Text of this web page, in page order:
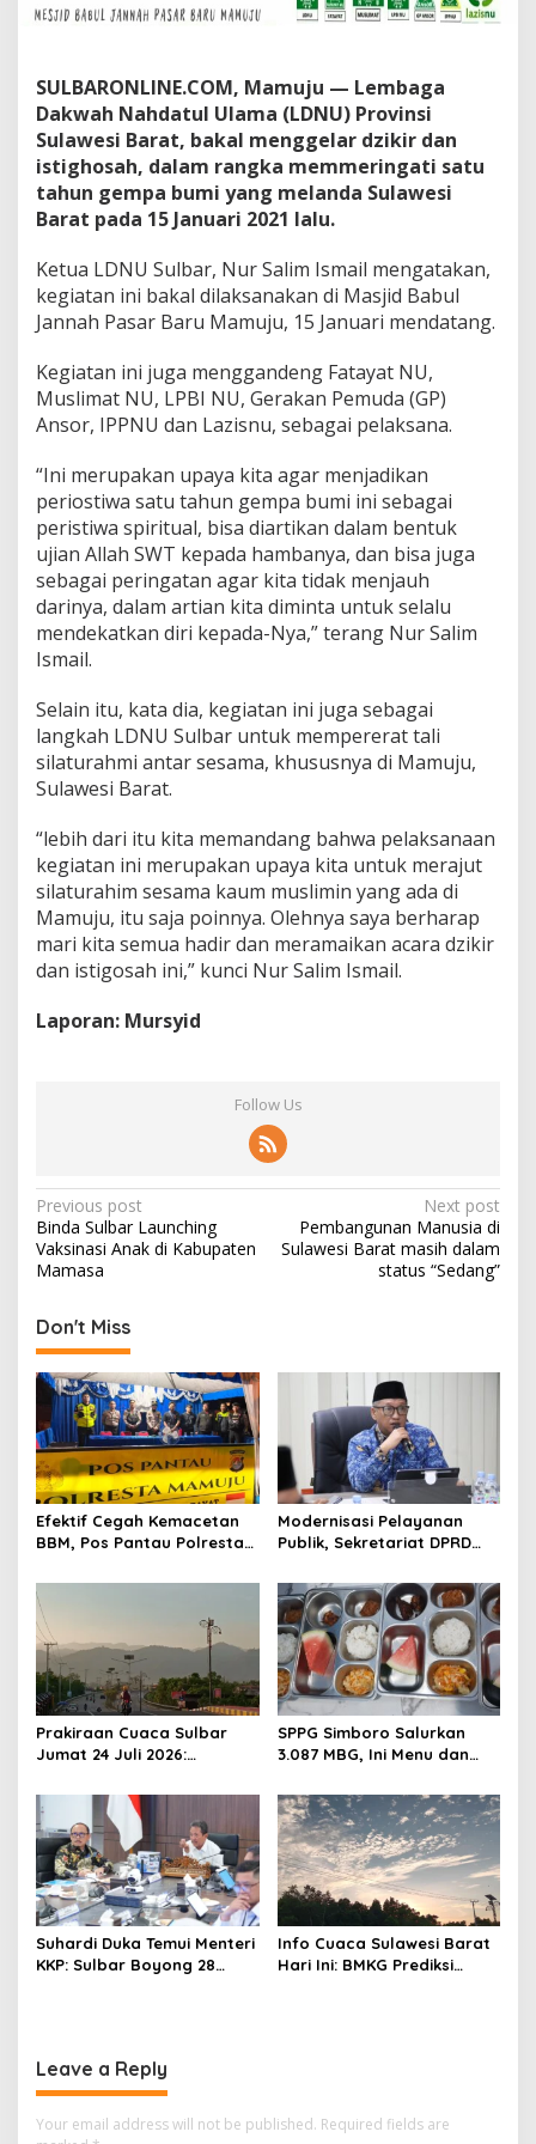
D
S
u
l
b
a
r
a
a
G
a
r
D
i
k
i
r
d
a
n
I
s
g
h
o
s
SULBARONLINE.COM, Mamuju — Lembaga
Dakwah Nahdatul Ulama (LDNU) Provinsi
Sulawesi Barat, bakal menggelar dzikir dan
istighosah, dalam rangka memmeringati satu
tahun gempa bumi yang melanda Sulawesi
Barat pada 15 Januari 2021 lalu.
Ketua LDNU Sulbar, Nur Salim Ismail mengatakan,
kegiatan ini bakal dilaksanakan di Masjid Babul
Jannah Pasar Baru Mamuju, 15 Januari mendatang.
Kegiatan ini juga menggandeng Fatayat NU,
Muslimat NU, LPBI NU, Gerakan Pemuda (GP)
Ansor, IPPNU dan Lazisnu, sebagai pelaksana.
“Ini merupakan upaya kita agar menjadikan
periostiwa satu tahun gempa bumi ini sebagai
peristiwa spiritual, bisa diartikan dalam bentuk
ujian Allah SWT kepada hambanya, dan bisa juga
sebagai peringatan agar kita tidak menjauh
darinya, dalam artian kita diminta untuk selalu
mendekatkan diri kepada-Nya,” terang Nur Salim
Ismail.
Selain itu, kata dia, kegiatan ini juga sebagai
langkah LDNU Sulbar untuk mempererat tali
silaturahmi antar sesama, khususnya di Mamuju,
Sulawesi Barat.
“lebih dari itu kita memandang bahwa pelaksanaan
kegiatan ini merupakan upaya kita untuk merajut
silaturahim sesama kaum muslimin yang ada di
Mamuju, itu saja poinnya. Olehnya saya berharap
mari kita semua hadir dan meramaikan acara dzikir
dan istigosah ini,” kunci Nur Salim Ismail.
Laporan: Mursyid
Follow Us
P
o
s
t
n
a
v
i
g
a
t
i
o
n
Previous post
Binda Sulbar Launching
Vaksinasi Anak di Kabupaten
Mamasa
Next post
Pembangunan Manusia di
Sulawesi Barat masih dalam
status “Sedang”
Don't Miss
Efektif Cegah Kemacetan
BBM, Pos Pantau Polresta
SPBU Kali Mamuju
Modernisasi Pelayanan
Publik, Sekretariat DPRD
Luncurkan Aplikasi SIPAKDE
Prakiraan Cuaca Sulbar
Jumat 24 Juli 2026:
Daerah Pesisir Cerah
SPPG Simboro Salurkan
3.087 MBG, Ini Menu dan
Suhardi Duka Temui Menteri
KKP: Sulbar Boyong 28
Info Cuaca Sulawesi Barat
Hari Ini: BMKG Prediksi
Leave a Reply
Your email address will not be published. Required fields are